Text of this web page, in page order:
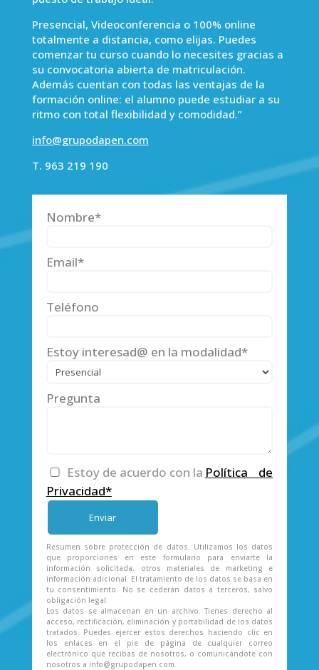
Presencial, Videoconferencia o 100% online
totalmente a distancia, como elijas. Puedes
comenzar tu curso cuando lo necesites gracias a
su convocatoria abierta de matriculación.
Además cuentan con todas las ventajas de la
formación online: el alumno puede estudiar a su
ritmo con total flexibilidad y comodidad.”
info@grupodapen.com
T. 963 219 190
Nombre*
Email*
Teléfono
Estoy interesad@ en la modalidad*
Pregunta
Estoy de acuerdo con la Política de
Privacidad*
Resumen sobre protección de datos. Utilizamos los datos
que proporciones en este formulario para enviarte la
información solicitada, otros materiales de marketing e
información adicional. El tratamiento de los datos se basa en
tu consentimiento. No se cederán datos a terceros, salvo
obligación legal.
Los datos se almacenan en un archivo. Tienes derecho al
acceso, rectificación, eliminación y portabilidad de los datos
tratados. Puedes ejercer estos derechos haciendo clic en
los enlaces en el pie de página de cualquier correo
electrónico que recibas de nosotros, o comunicándote con
nosotros a info@grupodapen.com.